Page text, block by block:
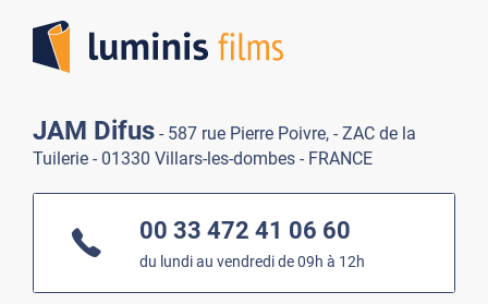
JAM Difus - 587 rue Pierre Poivre, - ZAC de la
Tuilerie - 01330 Villars-les-dombes - FRANCE
00 33 472 41 06 60
du lundi au vendredi de 09h à 12h